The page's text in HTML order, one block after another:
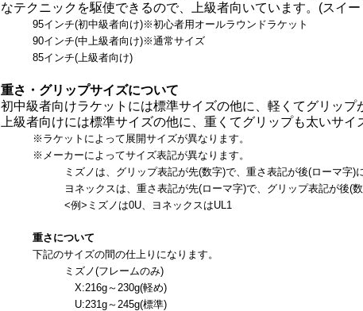
なテクニックを駆使できるので、上級者向いています。(スイ
95インチ(初中級者向け)※初心者用オールラウンドラケット
90インチ(中上級者向け)※通常サイズ
85インチ(上級者向け)
重さ・グリップサイズについて
初中級者向けラケットには標準サイズの他に、軽くてグリップ
上級者向けには標準サイズの他に、重くてグリップも太いサイ
※ラケットによって展開サイズが異なります。
※メーカーによってサイズ表記が異なります。
ミズノは、グリップ表記が先(数字)で、重さ表記が後(ローマ字)
ヨネックスは、重さ表記が先(ローマ字)で、グリップ表記が後(
<例> ミズノは0U、ヨネックスはUL1
重さについて
下記のサイズの間の仕上りになります。
ミズノ(フレームのみ)
X:216g～230g(軽め)
U:231g～245g(標準)